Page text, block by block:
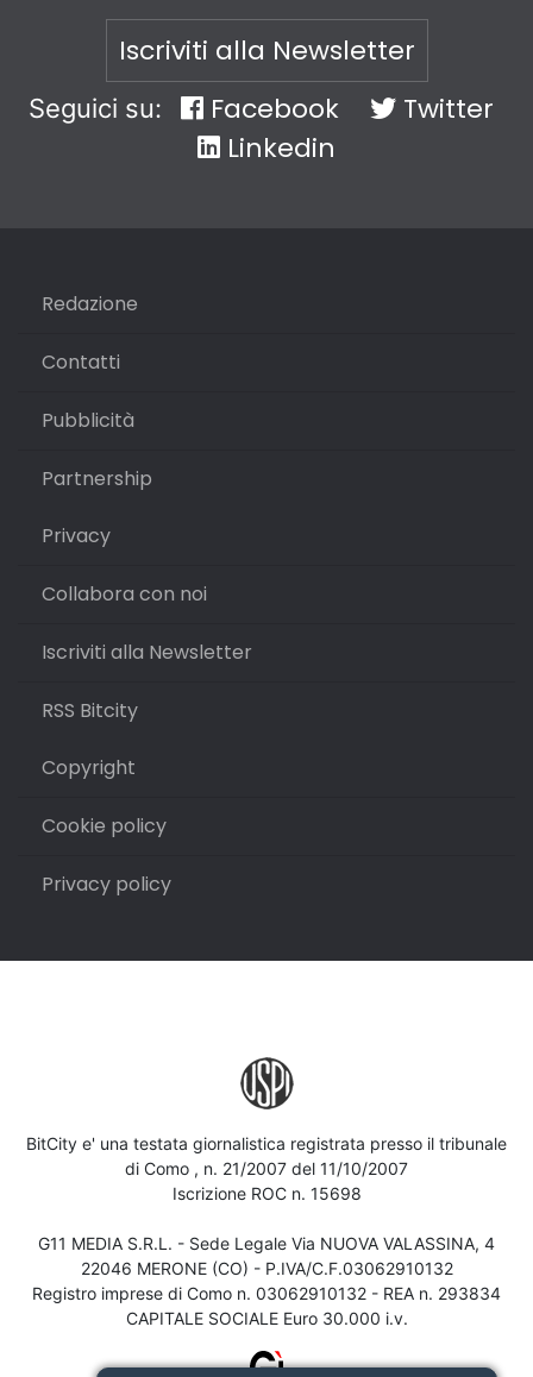
Iscriviti alla Newsletter
Seguici su: Facebook
Twitter
Linkedin
Redazione
Contatti
Pubblicità
Partnership
Privacy
Collabora con noi
Iscriviti alla Newsletter
RSS Bitcity
Copyright
Cookie policy
Privacy policy
BitCity e' una testata giornalistica registrata presso il tribunale
di Como , n. 21/2007 del 11/10/2007
Iscrizione ROC n. 15698
G11 MEDIA S.R.L. - Sede Legale Via NUOVA VALASSINA, 4
22046 MERONE (CO) - P.IVA/C.F.03062910132
Registro imprese di Como n. 03062910132 - REA n. 293834
CAPITALE SOCIALE Euro 30.000 i.v.